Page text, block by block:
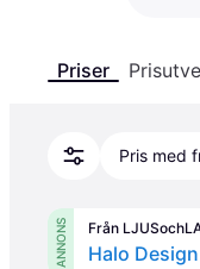
Priser
Pris med
ANNONS Från
Halo